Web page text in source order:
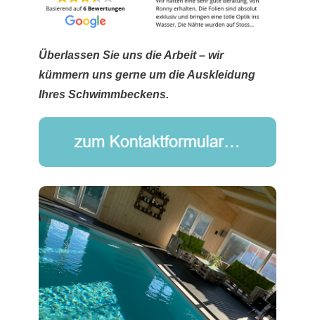
Überlassen Sie uns die Arbeit – wir
kümmern uns gerne um die Auskleidung
Ihres Schwimmbeckens.